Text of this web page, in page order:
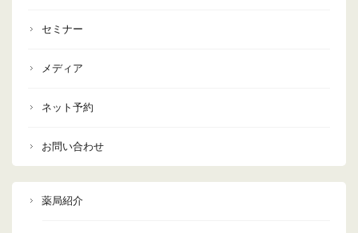
セミナー
メディア
ネット予約
お問い合わせ
薬局紹介